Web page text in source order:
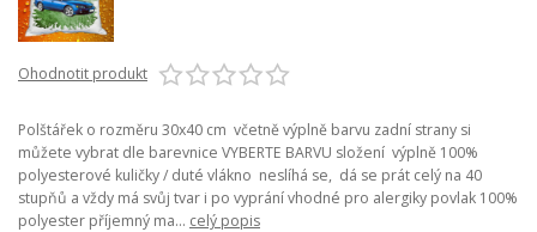
Ohodnotit produkt
Polštářek o rozměru 30x40 cm včetně výplně barvu zadní strany si
můžete vybrat dle barevnice VYBERTE BARVU složení výplně 100%
polyesterové kuličky / duté vlákno neslíhá se, dá se prát celý na 40
stupňů a vždy má svůj tvar i po vyprání vhodné pro alergiky povlak 100%
polyester příjemný ma... celý popis